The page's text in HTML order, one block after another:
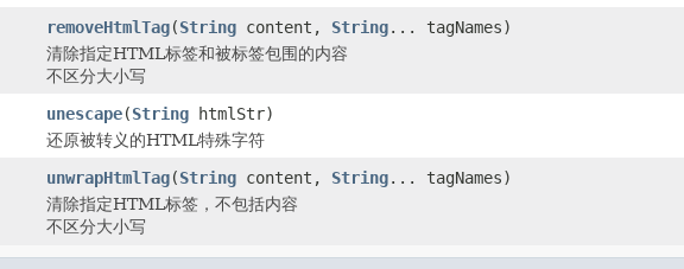
removeHtmlTag(String content, String... tagNames)
清除指定HTML标签和被标签包围的内容
不区分大小写
unescape(String htmlStr)
还原被转义的HTML特殊字符
unwrapHtmlTag(String content, String... tagNames)
清除指定HTML标签，不包括内容
不区分大小写